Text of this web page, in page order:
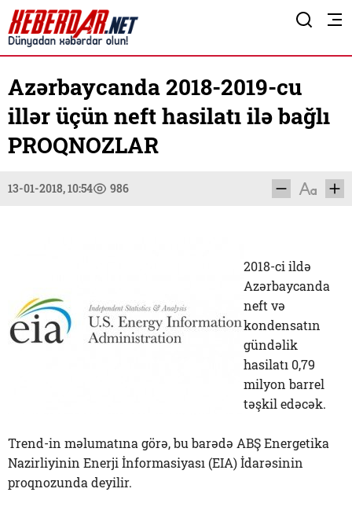
Azərbaycanda 2018-2019-cu
illər üçün neft hasilatı ilə bağlı
PROQNOZLAR
13-01-2018, 10:54 986
2018-ci ildə
Azərbaycanda
neft və
kondensatın
gündəlik
hasilatı 0,79
milyon barrel
təşkil edəcək.
Trend-in məlumatına görə, bu barədə ABŞ Energetika
Nazirliyinin Enerji İnformasiyası (EIA) İdarəsinin
proqnozunda deyilir.